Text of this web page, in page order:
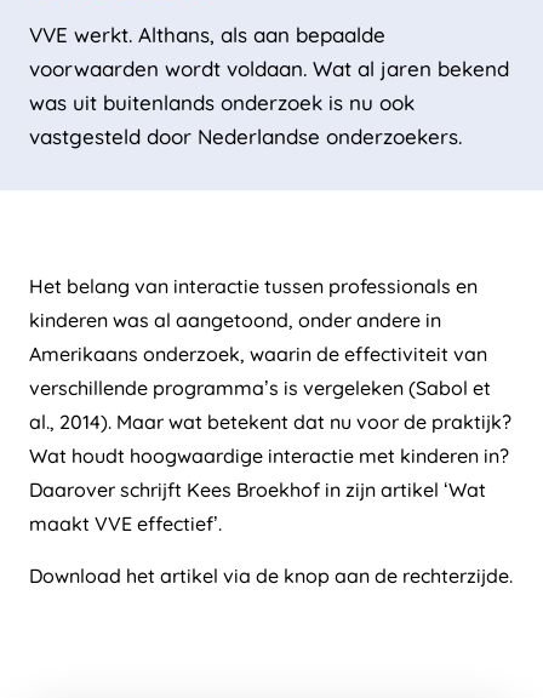
VVE werkt. Althans, als aan bepaalde
voorwaarden wordt voldaan. Wat al jaren bekend
was uit buitenlands onderzoek is nu ook
vastgesteld door Nederlandse onderzoekers.
Het belang van interactie tussen professionals en
kinderen was al aangetoond, onder andere in
Amerikaans onderzoek, waarin de effectiviteit van
verschillende programma’s is vergeleken (Sabol et
al., 2014). Maar wat betekent dat nu voor de praktijk?
Wat houdt hoogwaardige interactie met kinderen in?
Daarover schrijft Kees Broekhof in zijn artikel ‘Wat
maakt VVE effectief’.
Download het artikel via de knop aan de rechterzijde.